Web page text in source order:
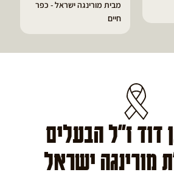
מבית מורינגה ישראל - כפר
חיים
דוד ז"ל הבעלים
מורינגה ישראל